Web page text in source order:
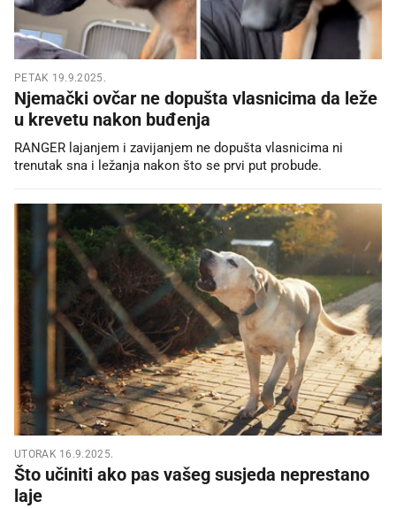
PETAK 19.9.2025.
Njemački ovčar ne dopušta vlasnicima da leže
u krevetu nakon buđenja
RANGER lajanjem i zavijanjem ne dopušta vlasnicima ni
trenutak sna i ležanja nakon što se prvi put probude.
UTORAK 16.9.2025.
Što učiniti ako pas vašeg susjeda neprestano
laje